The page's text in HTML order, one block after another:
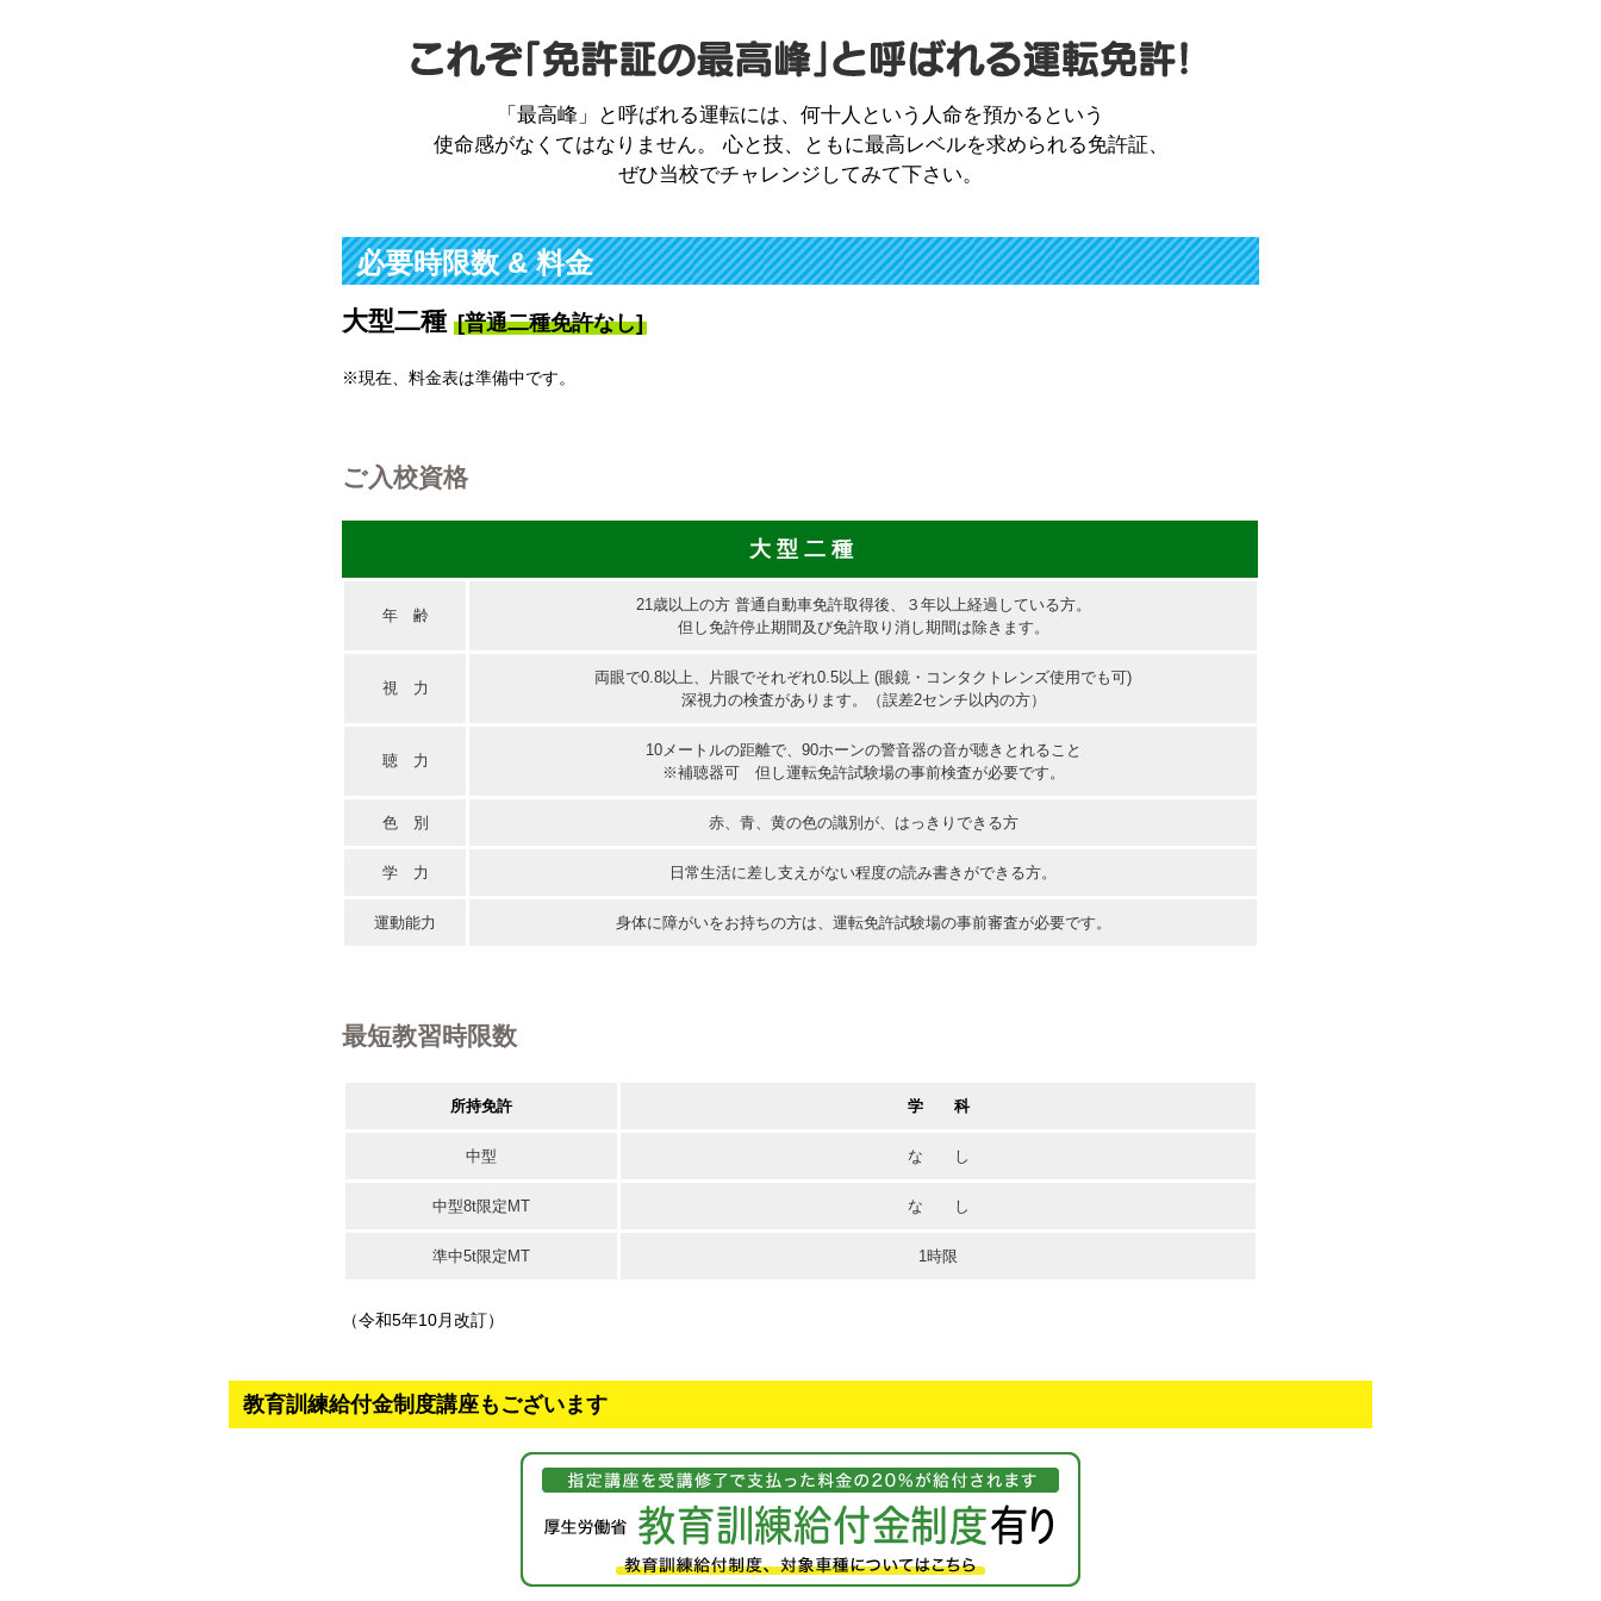
「最高峰」と呼ばれる運転には、何十人という人命を預かるという
使命感がなくてはなりません。 心と技、ともに最高レベルを求められる免許証、
ぜひ当校でチャレンジしてみて下さい。
必要時限数 & 料金
大型二種 [普通二種免許なし]
※現在、料金表は準備中です。
ご入校資格
大 型 二 種
年 齢
21歳以上の方 普通自動車免許取得後、３年以上経過している方。
但し免許停止期間及び免許取り消し期間は除きます。
視 力
両眼で0.8以上、片眼でそれぞれ0.5以上 (眼鏡・コンタクトレンズ使用でも可)
深視力の検査があります。（誤差2センチ以内の方）
聴 力
10メートルの距離で、90ホーンの警音器の音が聴きとれること
※補聴器可 但し運転免許試験場の事前検査が必要です。
色 別 赤、青、黄の色の識別が、はっきりできる方
学 力 日常生活に差し支えがない程度の読み書きができる方。
運動能力 身体に障がいをお持ちの方は、運転免許試験場の事前審査が必要です。
最短教習時限数
所持免許 学 科
中型 な し
中型8t限定MT な し
準中5t限定MT 1時限
（令和5年10月改訂）
教育訓練給付金制度講座もございます